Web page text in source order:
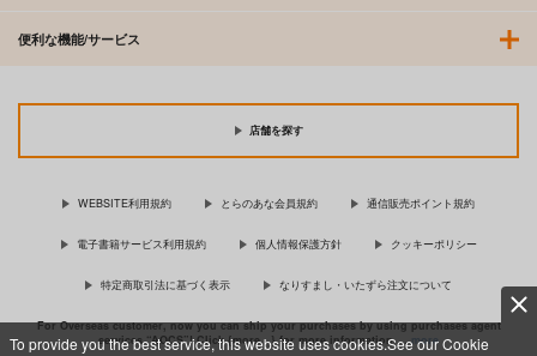
To provide you the best service, this website uses cookies.See our Cookie
便利な機能/サービス
店舗を探す
WEBSITE利用規約 とらのあな会員規約 通信販売ポイント規約
電子書籍サービス利用規約 個人情報保護方針 クッキーポリシー
特定商取引法に基づく表示 なりすまし・いたずら注文について
For Overseas customer, now you can ship your purchases by using purchases agent
services “AOCS”! Click {more…} for more information …more